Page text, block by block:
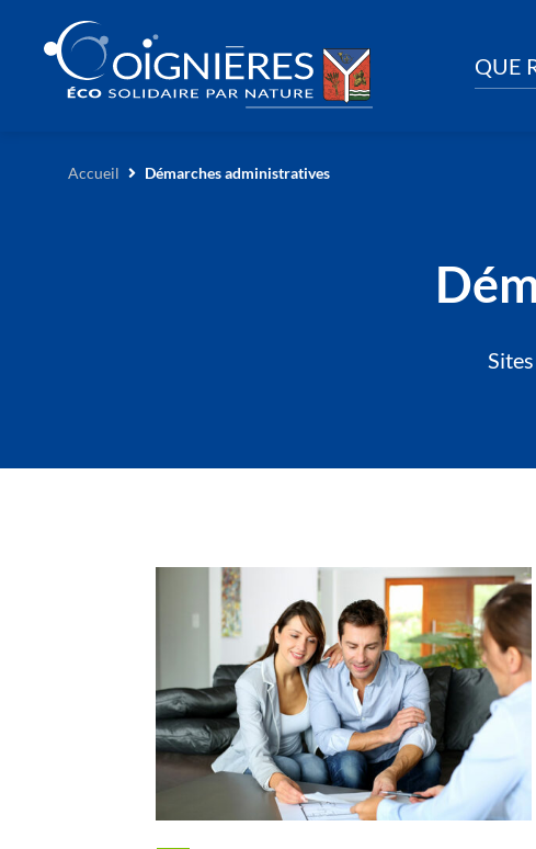
QUE
Accueil Démarches administratives